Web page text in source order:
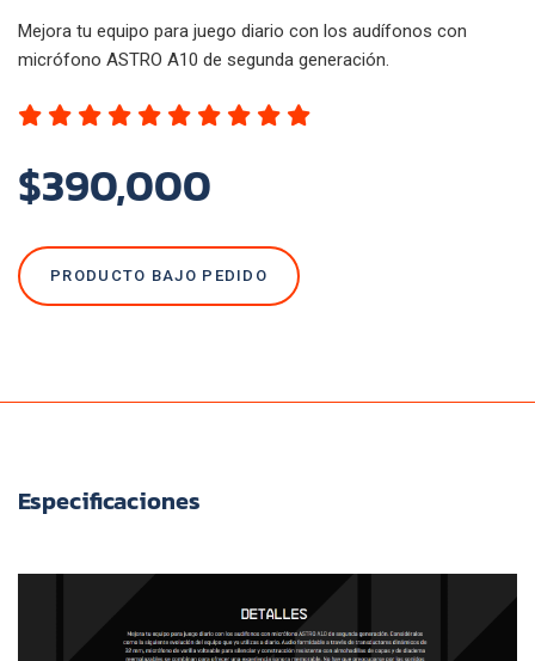
Mejora tu equipo para juego diario con los audífonos con
micrófono ASTRO A10 de segunda generación.
$390,000
PRODUCTO BAJO PEDIDO
Especificaciones